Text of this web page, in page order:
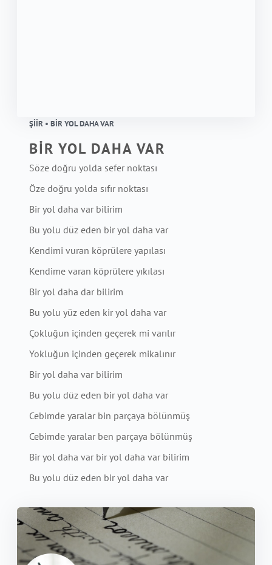
ŞIIR • BİR YOL DAHA VAR
BİR YOL DAHA VAR
Söze doğru yolda sefer noktası
Öze doğru yolda sıfır noktası
Bir yol daha var bilirim
Bu yolu düz eden bir yol daha var
Kendimi vuran köprülere yapılası
Kendime varan köprülere yıkılası
Bir yol daha dar bilirim
Bu yolu yüz eden kir yol daha var
Çokluğun içinden geçerek mi varılır
Yokluğun içinden geçerek mikalınır
Bir yol daha var bilirim
Bu yolu düz eden bir yol daha var
Cebimde yaralar bin parçaya bölünmüş
Cebimde yaralar ben parçaya bölünmüş
Bir yol daha var bir yol daha var bilirim
Bu yolu düz eden bir yol daha var